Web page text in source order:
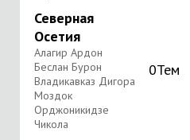
Северная
Осетия
Алагир Ардон
Беслан Бурон
Владикавказ Дигора
Моздок
Орджоникидзе
Чикола
0Тем